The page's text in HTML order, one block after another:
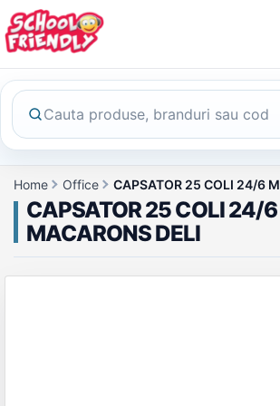
Home Office CAPSATOR 25 COLI 24/6
CAPSATOR 25 COLI 24/6
MACARONS DELI